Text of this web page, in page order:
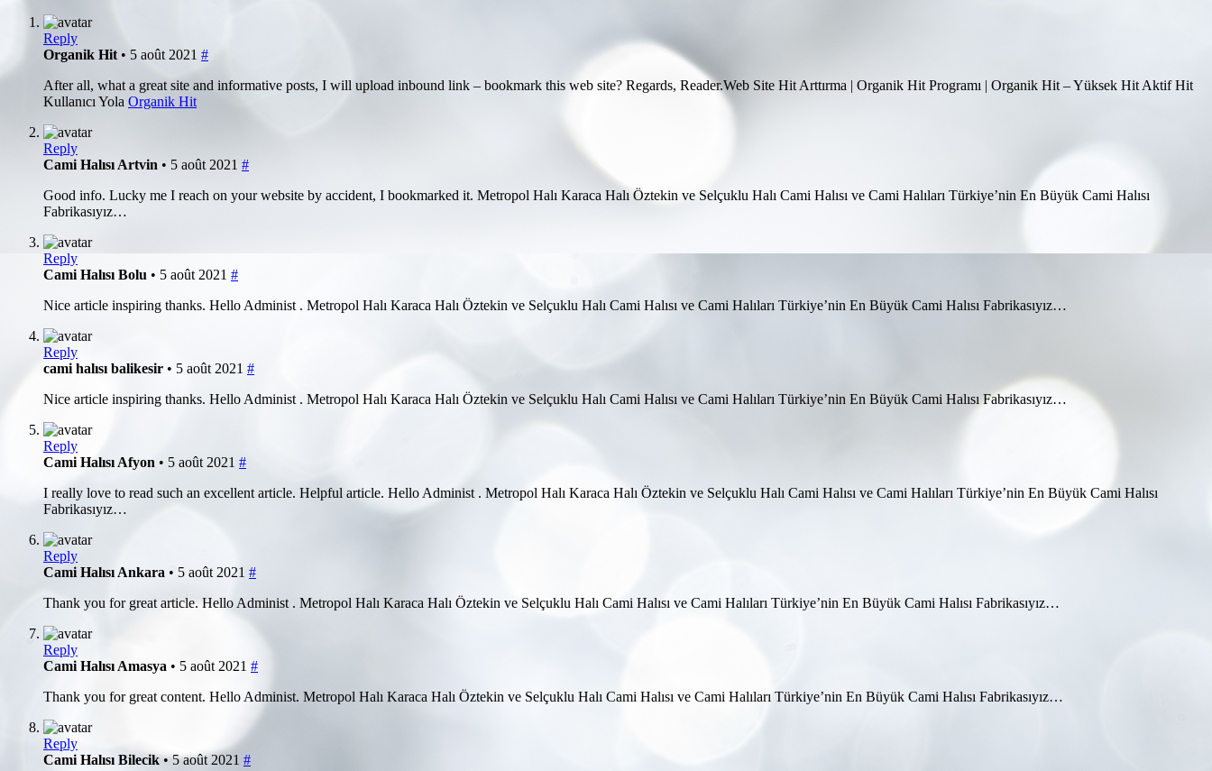
Reply
Organik Hit • 5 août 2021 #
After all, what a great site and informative posts, I will upload inbound link – bookmark this web site? Regards, Reader.Web Site Hit Arttırma | Organik Hit Programı | Organik Hit – Yüksek Hit Aktif Hit
Kullanıcı Yola Organik Hit
Reply
Cami Halısı Artvin • 5 août 2021 #
Good info. Lucky me I reach on your website by accident, I bookmarked it. Metropol Halı Karaca Halı Öztekin ve Selçuklu Halı Cami Halısı ve Cami Halıları Türkiye’nin En Büyük Cami Halısı
Fabrikasıyız…
Reply
Cami Halısı Bolu • 5 août 2021 #
Nice article inspiring thanks. Hello Administ . Metropol Halı Karaca Halı Öztekin ve Selçuklu Halı Cami Halısı ve Cami Halıları Türkiye’nin En Büyük Cami Halısı Fabrikasıyız…
Reply
cami halısı balikesir • 5 août 2021 #
Nice article inspiring thanks. Hello Administ . Metropol Halı Karaca Halı Öztekin ve Selçuklu Halı Cami Halısı ve Cami Halıları Türkiye’nin En Büyük Cami Halısı Fabrikasıyız…
Reply
Cami Halısı Afyon • 5 août 2021 #
I really love to read such an excellent article. Helpful article. Hello Administ . Metropol Halı Karaca Halı Öztekin ve Selçuklu Halı Cami Halısı ve Cami Halıları Türkiye’nin En Büyük Cami Halısı
Fabrikasıyız…
Reply
Cami Halısı Ankara • 5 août 2021 #
Thank you for great article. Hello Administ . Metropol Halı Karaca Halı Öztekin ve Selçuklu Halı Cami Halısı ve Cami Halıları Türkiye’nin En Büyük Cami Halısı Fabrikasıyız…
Reply
Cami Halısı Amasya • 5 août 2021 #
Thank you for great content. Hello Administ. Metropol Halı Karaca Halı Öztekin ve Selçuklu Halı Cami Halısı ve Cami Halıları Türkiye’nin En Büyük Cami Halısı Fabrikasıyız…
Reply
Cami Halısı Bilecik • 5 août 2021 #